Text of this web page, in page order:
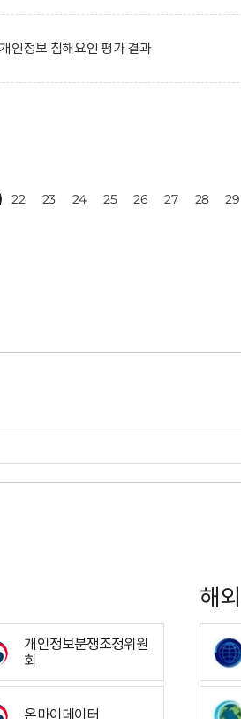
인정보 침해요인 평가 결과
22 23 24 25 26 27 28 29
개인정보분쟁조정위원
회
온마이데이터
해